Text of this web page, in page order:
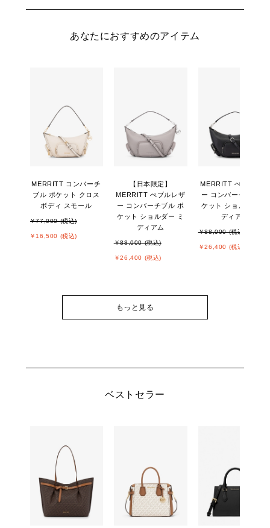
あなたにおすすめのアイテム
MERRITT コンバーチ
ブル ポケット クロス
ボディ スモール
￥77,000 (税込)
￥16,500 (税込)
【日本限定】
MERRITT ぺブルレザ
ー コンバーチブル ポ
ケット ショルダー ミ
ディアム
￥88,000 (税込)
￥26,400 (税込)
MERRITT ぺブルレザ
ー コンバーチブル ポ
ケット ショルダー ミ
ディアム
￥88,000 (税込)
￥26,400 (税込)
もっと見る
ベストセラー